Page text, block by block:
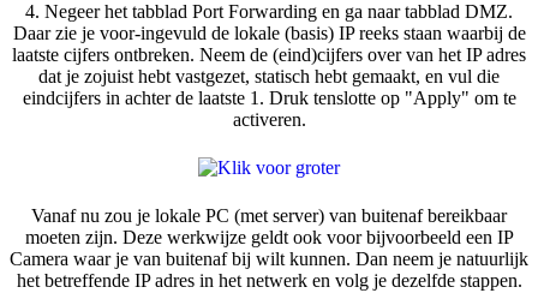
4. Negeer het tabblad Port Forwarding en ga naar tabblad DMZ.
Daar zie je voor-ingevuld de lokale (basis) IP reeks staan waarbij de
laatste cijfers ontbreken. Neem de (eind)cijfers over van het IP adres
dat je zojuist hebt vastgezet, statisch hebt gemaakt, en vul die
eindcijfers in achter de laatste 1. Druk tenslotte op "Apply" om te
activeren.
Vanaf nu zou je lokale PC (met server) van buitenaf bereikbaar
moeten zijn. Deze werkwijze geldt ook voor bijvoorbeeld een IP
Camera waar je van buitenaf bij wilt kunnen. Dan neem je natuurlijk
het betreffende IP adres in het netwerk en volg je dezelfde stappen.